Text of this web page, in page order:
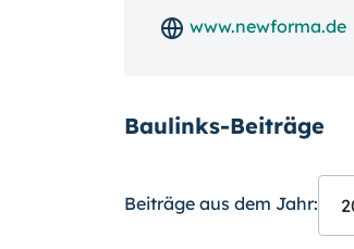
www.newforma.de
Baulinks-Beiträge
Beiträge aus dem Jahr: